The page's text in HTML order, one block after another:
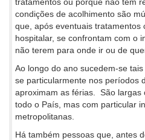
condições de acolhimento são
que, após eventuais tratamentos
hospitalar, se confrontam com o
não terem para onde ir ou de
Ao longo do ano sucedem-se
se particularmente nos períodos
aproximam as férias. São largas
todo o País, mas com particular
metropolitanas.
Há também pessoas que, antes